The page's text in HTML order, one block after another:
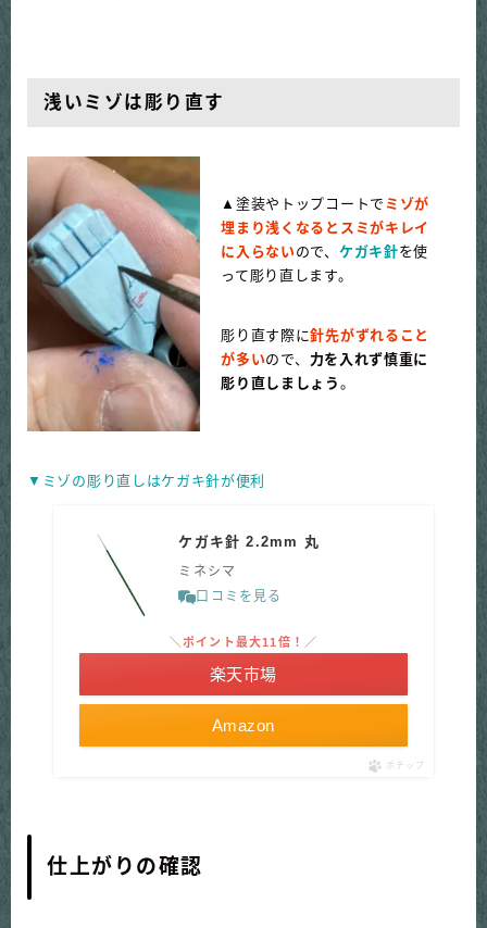
浅いミゾは彫り直す
▲塗装やトップコートで ミゾが
埋まり浅くなるとスミがキレイ
に入らないので、 ケガキ針を使
って彫り直します。
彫り直す際に針先がずれること
が多いので、 力を入れず慎重に
彫り直しましょう 。
▼ミゾの彫り直しはケガキ針が便利
ケガキ針 2.2mm 丸
ミネシマ
口コミを見る
Amazon
＼ポイント最大11倍！／
楽天市場
ポチップ
仕上がりの確認